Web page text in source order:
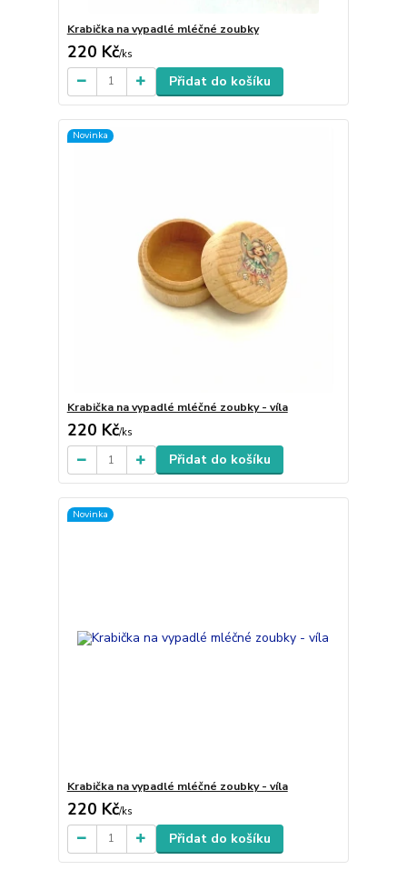
Krabička na vypadlé mléčné zoubky
220 Kč/ks
Přidat do košíku
Novinka
Krabička na vypadlé mléčné zoubky - víla
220 Kč/ks
Přidat do košíku
Novinka
Krabička na vypadlé mléčné zoubky - víla
220 Kč/ks
Přidat do košíku